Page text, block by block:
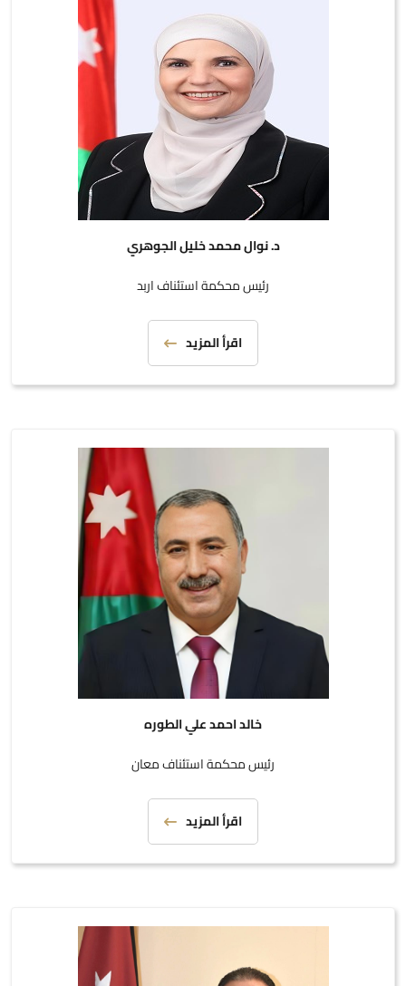
خالد احمد علي الطوره
رئيس محكمة استئناف معان
اقرأ المزيد
د. نوال محمد خليل الجوهري
رئيس محكمة استئناف اربد
اقرأ المزيد